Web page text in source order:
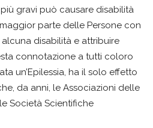
gravi può causare disabilità
parte delle Persone con
disabilità e attribuire
connotazione a tutti coloro
un’Epilessia, ha il solo effetto
da anni, le Associazioni delle
Società Scientifiche